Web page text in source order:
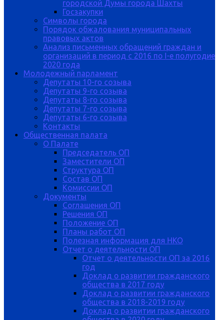
городской Думы города Шахты
Госзакупки
Символы города
Порядок обжалования муниципальных
правовых актов
Анализ письменных обращений граждан и
организаций в период с 2016 по I-е полугодие
2020 года
Молодежный парламент
Депутаты 10-го созыва
Депутаты 9-го созыва
Депутаты 8-го созыва
Депутаты 7-го созыва
Депутаты 6-го созыва
Контакты
Общественная палата
О Палате
Председатель ОП
Заместители ОП
Структура ОП
Состав ОП
Комиссии ОП
Документы
Соглашения ОП
Решения ОП
Положение ОП
Планы работ ОП
Полезная информация для НКО
Отчет о деятельности ОП
Отчет о деятельности ОП за 2016
год
Доклад о развитии гражданского
общества в 2017 году
Доклад о развитии гражданского
общества в 2018-2019 году
Доклад о развитии гражданского